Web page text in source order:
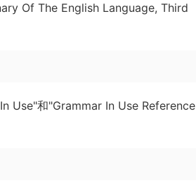
Of The English Language, Third
Use"和"Grammar In Use